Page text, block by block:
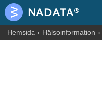
VIRALA SJUKDOMAR
ALLERGIER
Hemsida Hälsoinformation